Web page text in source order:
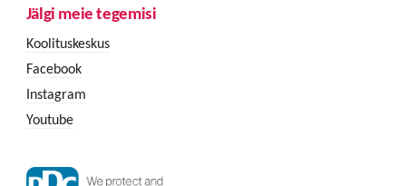
Jälgi meie tegemisi
Koolituskeskus
Facebook
Instagram
Youtube